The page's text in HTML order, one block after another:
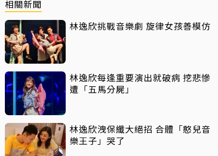
相關新聞
林逸欣挑戰音樂劇 旋律女孩善模仿
林逸欣每逢重要演出就破病 挖悲慘
遭「五馬分屍」
林逸欣洩保纖大絕招 合體「憨兒音
樂王子」哭了